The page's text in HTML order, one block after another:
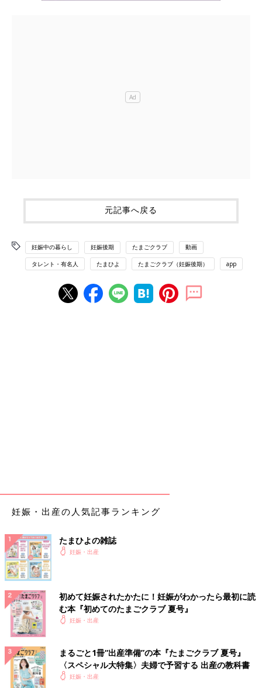
元記事へ戻る
妊娠中の暮らし 妊娠後期 たまごクラブ 動画
タレント・有名人 たまひよ たまごクラブ（妊娠後期） app
妊娠・出産の人気記事ランキング
たまひよの雑誌
妊娠・出産
初めて妊娠されたかたに！妊娠がわかったら最初に読
む本『初めてのたまごクラブ 夏号』
妊娠・出産
まるごと1冊“出産準備”の本『たまごクラブ 夏号』
〈スペシャル大特集〉夫婦で予習する 出産の教科書
妊娠・出産